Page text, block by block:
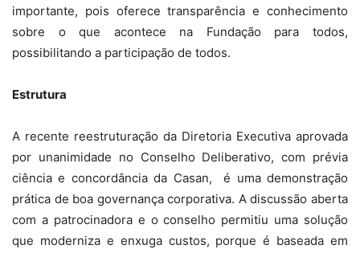
importante, pois oferece transparência e conhecimento
sobre o que acontece na Fundação para todos,
possibilitando a participação de todos.
Estrutura
A recente reestruturação da Diretoria Executiva aprovada
por unanimidade no Conselho Deliberativo, com prévia
ciência e concordância da Casan, é uma demonstração
prática de boa governança corporativa. A discussão aberta
com a patrocinadora e o conselho permitiu uma solução
que moderniza e enxuga custos, porque é baseada em